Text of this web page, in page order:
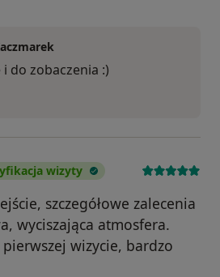
do zobaczenia :)
wizyty
szczegółowe zalecenia
wyciszająca atmosfera.
wizycie, bardzo